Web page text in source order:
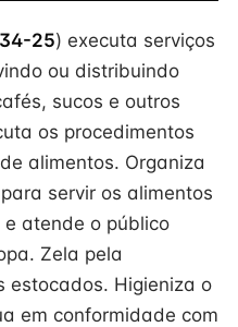
25) executa serviços
ou distribuindo
sucos e outros
os procedimentos
alimentos. Organiza
servir os alimentos
atende o público
Zela pela
estocados. Higieniza o
em conformidade com